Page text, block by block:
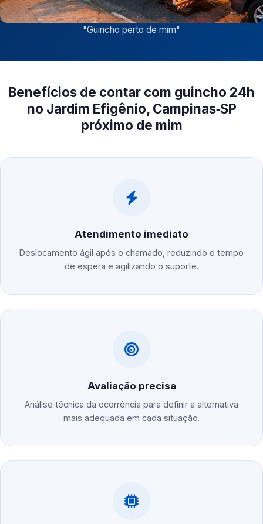
"Guincho perto de mim"
Benefícios de contar com guincho 24h
no Jardim Efigênio, Campinas‑SP
próximo de mim
Atendimento imediato
Deslocamento ágil após o chamado, reduzindo o tempo
de espera e agilizando o suporte.
Avaliação precisa
Análise técnica da ocorrência para definir a alternativa
mais adequada em cada situação.